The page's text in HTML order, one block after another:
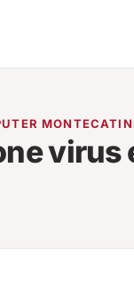
virus